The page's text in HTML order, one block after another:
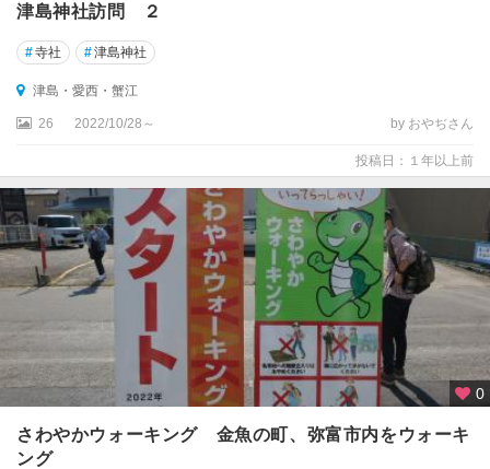
津島神社訪問 ２
#寺社 #津島神社
津島・愛西・蟹江
26 2022/10/28～ by おやぢさん
投稿日：１年以上前
0
さわやかウォーキング 金魚の町、弥富市内をウォーキ
ング